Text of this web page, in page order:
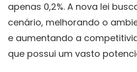
apenas 0,2%. A nova lei
cenário, melhorando o
e aumentando a
que possui um vasto